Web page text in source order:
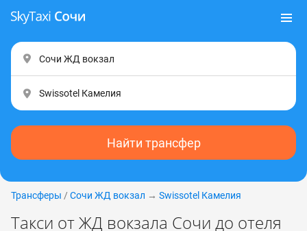
Найти трансфер
Трансферы / Сочи ЖД вокзал → Swissotel Камелия
Такси от ЖД вокзала Сочи до отеля